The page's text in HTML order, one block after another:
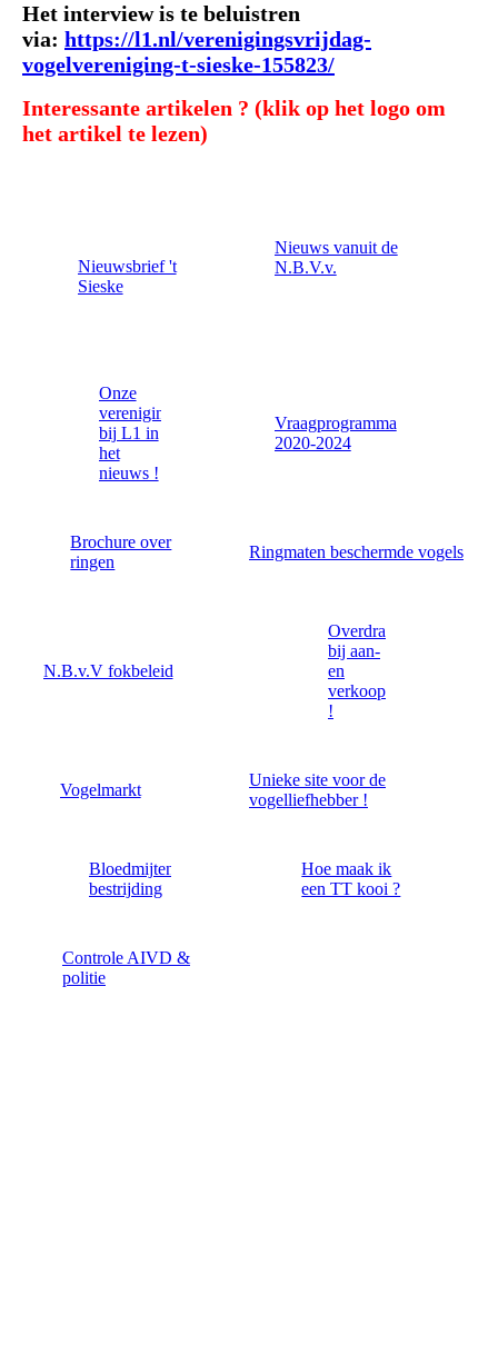
Het interview is te beluistren
via: https://l1.nl/verenigingsvrijdag-
vogelvereniging-t-sieske-155823/
Interessante artikelen ? (klik op het logo om
het artikel te lezen)
Nieuwsbrief 't
Sieske
Nieuws vanuit de
N.B.V.v.
Onze
vereniging
bij L1 in
het
nieuws !
Vraagprogramma
2020-2024
Brochure over
ringen
Ringmaten beschermde vogels
N.B.v.V fokbeleid
Overdrachtsverklaring
bij aan-
en
verkoop
!
Vogelmarkt
Unieke site voor de
vogelliefhebber !
Bloedmijten
bestrijding
Hoe maak ik
een TT kooi ?
Controle AIVD &
politie